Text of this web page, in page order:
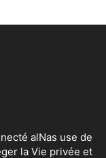
alNas use de
la Vie privée et